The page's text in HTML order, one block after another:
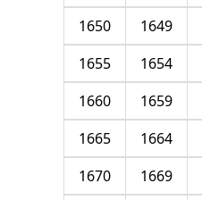
1649
1650
1654
1655
1659
1660
1664
1665
1669
1670